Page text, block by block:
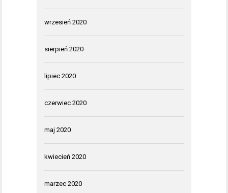
wrzesień 2020
sierpień 2020
lipiec 2020
czerwiec 2020
maj 2020
kwiecień 2020
marzec 2020